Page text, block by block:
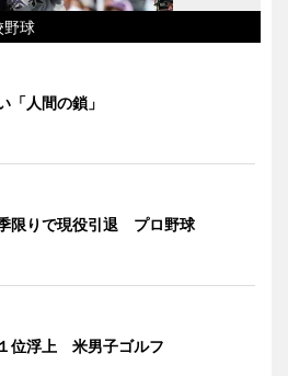
球
「人間の鎖」
限りで現役引退 プロ野球
位浮上 米男子ゴルフ